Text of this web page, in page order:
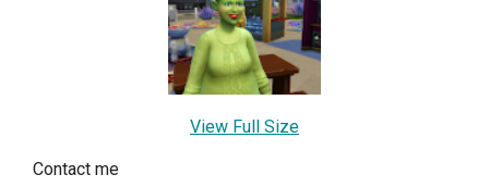
View Full Size
Contact me